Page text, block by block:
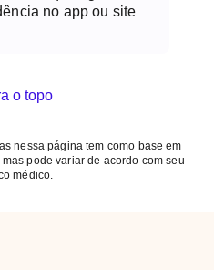
no app ou site
o topo
nessa página tem como base em
pode variar de acordo com seu
médico.